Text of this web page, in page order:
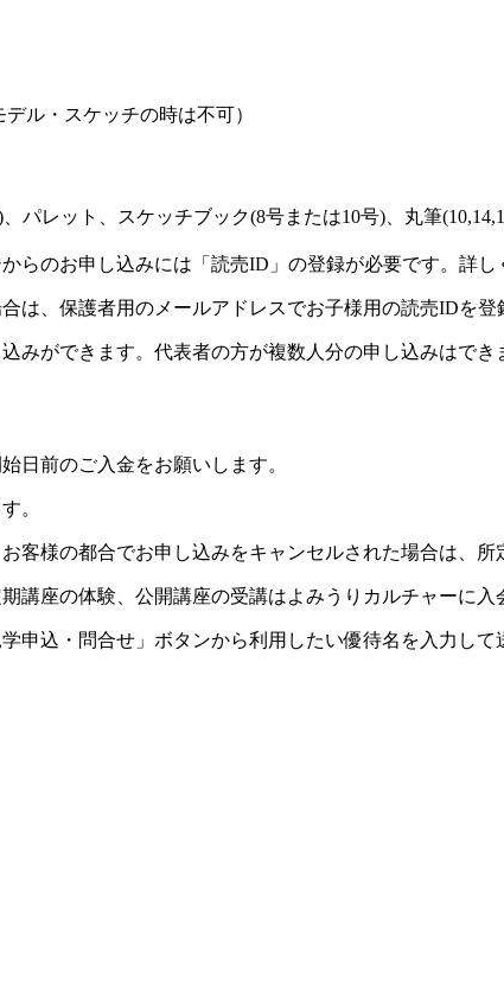
デル・スケッチの時は不可）
パレット、スケッチブック(8号または10号)、丸筆
らのお申し込みには「読売ID」の登録が必要です。詳し
、保護者用のメールアドレスでお子様用の読売IDを登
ができます。代表者の方が複数人分の申し込みはで
日前のご入金をお願いします。
。
様の都合でお申し込みをキャンセルされた場合は、所
座の体験、公開講座の受講はよみうりカルチャーに入
込・問合せ」ボタンから利用したい優待名を入力して